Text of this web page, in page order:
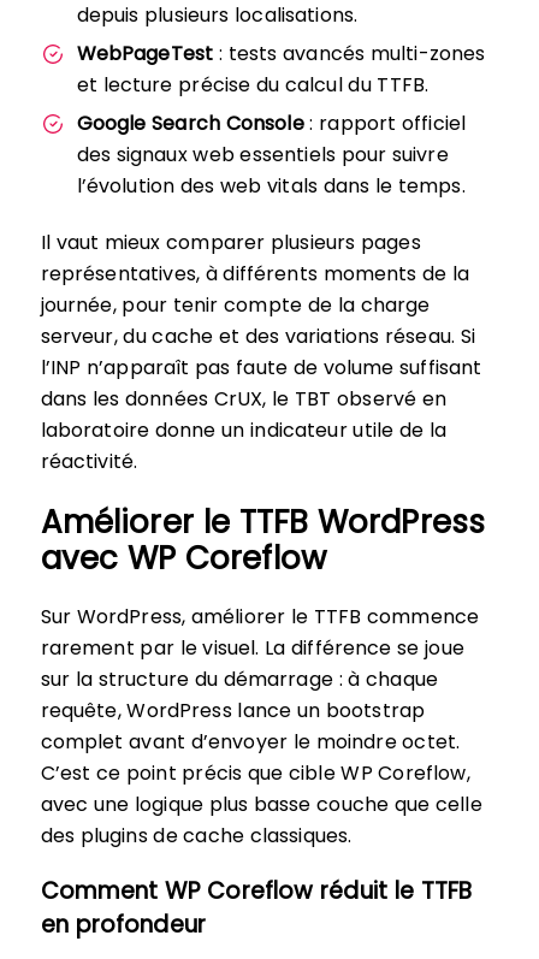
depuis plusieurs localisations.
WebPageTest : tests avancés multi-zones
et lecture précise du calcul du TTFB.
Google Search Console: rapport officiel
des signaux web essentiels pour suivre
l’évolution des web vitals dans le temps.
Il vaut mieux comparer plusieurs pages
représentatives, à différents moments de la
journée, pour tenir compte de la charge
serveur, du cache et des variations réseau. Si
l’INP n’apparaît pas faute de volume suffisant
dans les données CrUX, le TBT observé en
laboratoire donne un indicateur utile de la
réactivité.
Améliorer le TTFB WordPress
avec WP Coreflow
Sur WordPress, améliorer le TTFB commence
rarement par le visuel. La différence se joue
sur la structure du démarrage : à chaque
requête, WordPress lance un bootstrap
complet avant d’envoyer le moindre octet.
C’est ce point précis que cible WP Coreflow,
avec une logique plus basse couche que celle
des plugins de cache classiques.
Comment WP Coreflow réduit le TTFB
en profondeur